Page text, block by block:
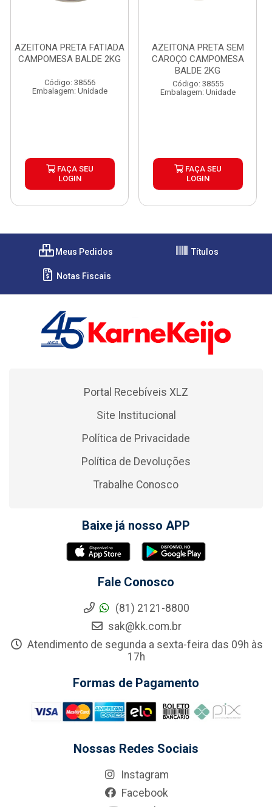
AZEITONA PRETA FATIADA
CAMPOMESA BALDE 2KG
Código: 38556
Embalagem: Unidade
FAÇA SEU
LOGIN
AZEITONA PRETA SEM
CAROÇO CAMPOMESA
BALDE 2KG
Código: 38555
Embalagem: Unidade
FAÇA SEU
LOGIN
Meus Pedidos Títulos
Notas Fiscais
Portal Recebíveis XLZ
Site Institucional
Política de Privacidade
Política de Devoluções
Trabalhe Conosco
Baixe já nosso APP
Fale Conosco
(81) 2121-8800
sak@kk.com.br
Atendimento de segunda a sexta-feira das 09h às
17h
Formas de Pagamento
Nossas Redes Sociais
Instagram
Facebook